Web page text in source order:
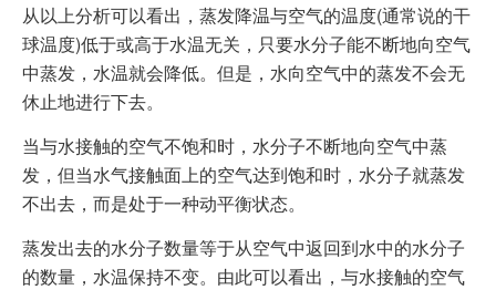
从以上分析可以看出，蒸发降温与空气的温度(通常说的干
球温度)低于或高于水温无关，只要水分子能不断地向空气
中蒸发，水温就会降低。但是，水向空气中的蒸发不会无
休止地进行下去。
当与水接触的空气不饱和时，水分子不断地向空气中蒸
发，但当水气接触面上的空气达到饱和时，水分子就蒸发
不出去，而是处于一种动平衡状态。
蒸发出去的水分子数量等于从空气中返回到水中的水分子
的数量，水温保持不变。由此可以看出，与水接触的空气